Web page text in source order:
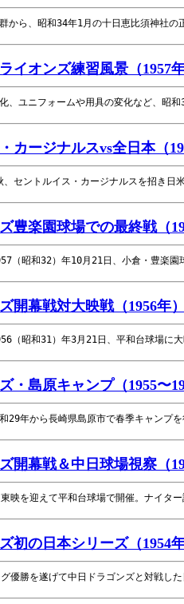
から、昭和34年1月の十日恵比須神社
イオンズ練習風景（1957
、ユニフォームや用具の変化など、昭
カージナルスvs全日本（
セントルイス・カージナルスを招き日
豊楽園球場での最終戦（
（昭和32）年10月21日、小倉・豊楽
開幕戦対大映戦（1956年
（昭和31）年3月21日、平和台球場に
・島原キャンプ（1955〜
29年から長崎県島原市で春季キャンプ
開幕戦＆中日球場視察（
映を迎えて平和台球場で開催。ナイタ
初の日本シリーズ（1954
優勝を遂げて中日ドラゴンズと対戦し